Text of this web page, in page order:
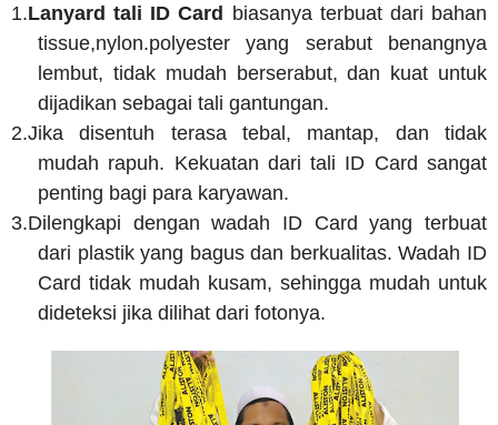
1.Lanyard tali ID Card
biasanya terbuat dari bahan
tissue,nylon.polyester yang serabut benangnya
lembut, tidak mudah berserabut, dan kuat untuk
dijadikan sebagai tali gantungan.
2.Jika disentuh terasa tebal, mantap, dan tidak
mudah rapuh. Kekuatan dari tali ID Card sangat
penting bagi para karyawan.
3.Dilengkapi dengan wadah ID Card yang terbuat
dari plastik yang bagus dan berkualitas. Wadah ID
Card tidak mudah kusam, sehingga mudah untuk
dideteksi jika dilihat dari fotonya.